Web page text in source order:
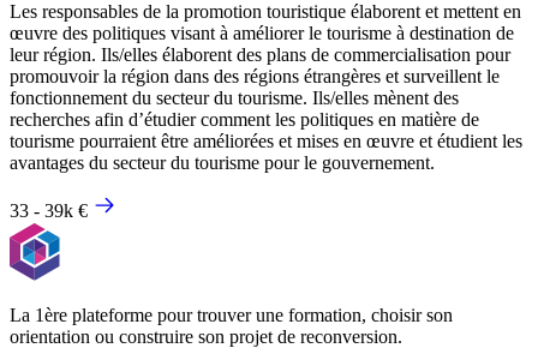
Les responsables de la promotion touristique élaborent et mettent en
œuvre des politiques visant à améliorer le tourisme à destination de
leur région. Ils/elles élaborent des plans de commercialisation pour
promouvoir la région dans des régions étrangères et surveillent le
fonctionnement du secteur du tourisme. Ils/elles mènent des
recherches afin d’étudier comment les politiques en matière de
tourisme pourraient être améliorées et mises en œuvre et étudient les
avantages du secteur du tourisme pour le gouvernement.
33 - 39k €
La 1ère plateforme pour trouver une formation, choisir son
orientation ou construire son projet de reconversion.